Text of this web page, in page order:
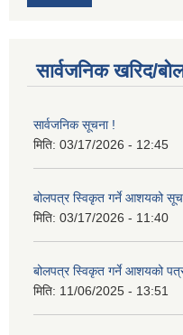
सार्वजनिक खरिद/
सार्वजनिक सूचना !
मिति: 03/17/2026 - 12:45
बोलपत्र स्विकृत गर्ने आशयको
मिति: 03/17/2026 - 11:40
बोलपत्र स्विकृत गर्ने आशयको
मिति: 11/06/2025 - 13:51